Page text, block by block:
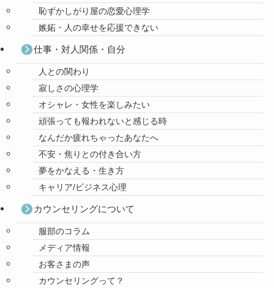
恥ずかしがり屋の恋愛心理学
嫉妬・人の幸せを応援できない
仕事・対人関係・自分
人との関わり
寂しさの心理学
オシャレ・女性を楽しみたい
頑張っても報われないと感じる時
なんだか疲れちゃったあなたへ
不安・焦りとの付き合い方
夢をかなえる・生き方
キャリア/ビジネス心理
カウンセリングについて
服部のコラム
メディア情報
お客さまの声
カウンセリングって？